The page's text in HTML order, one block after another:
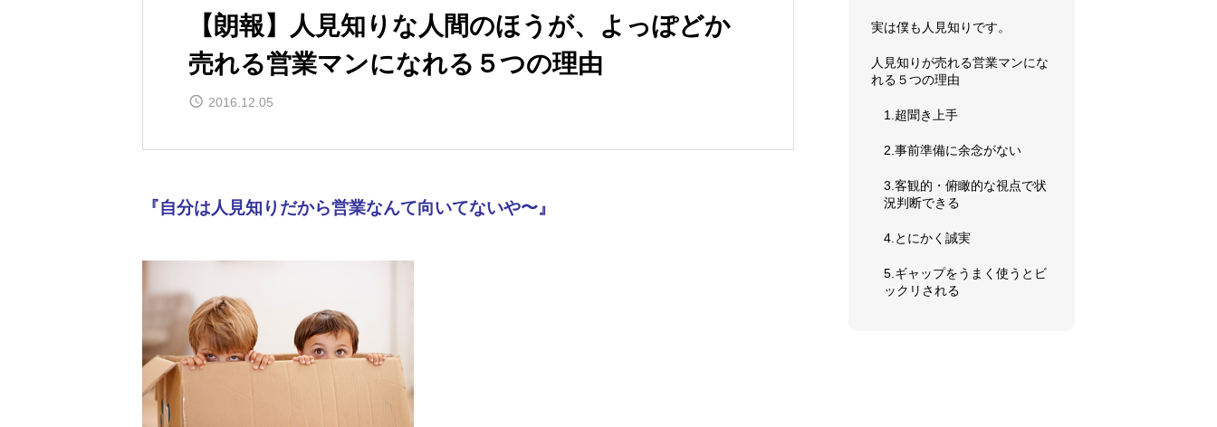
【朗報】人見知りな人間のほうが、よっぽどか
売れる営業マンになれる５つの理由
2016.12.05
『自分は人見知りだから営業なんて向いてないや〜』
実は僕も人見知りです。
人見知りが売れる営業マンにな
れる５つの理由
1.超聞き上手
2.事前準備に余念がない
3.客観的・俯瞰的な視点で状
況判断できる
4.とにかく誠実
5.ギャップをうまく使うとビ
ックリされる